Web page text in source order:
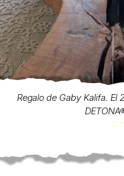
Regalo de Gaby Kalifa.